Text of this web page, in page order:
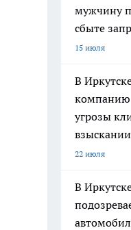
мужчину
сбыте
15 июля
В
компанию
угрозы
22 июля
В